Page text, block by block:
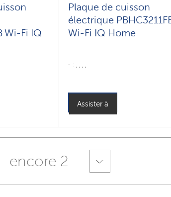
Wi-Fi IQ
Plaque de cuisson
électrique
Wi-Fi IQ Home
: , , , ,
Assister à
encore 2